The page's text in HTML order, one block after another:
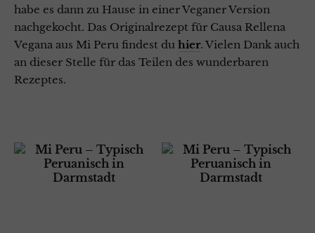
habe es dann zu Hause in einer Veganer Version
nachgekocht. Das Originalrezept für Causa Rellena
Vegana aus Mi Peru findest du hier. Vielen Dank auch
an dieser Stelle für das Teilen des wunderbaren
Rezeptes.